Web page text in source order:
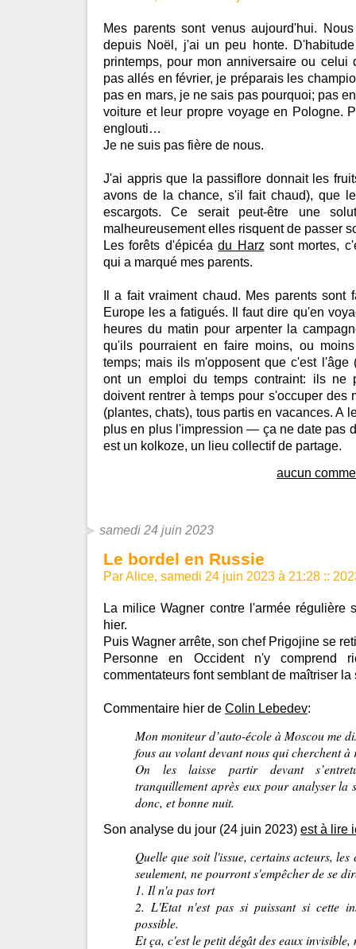
Mes parents sont venus aujourd'hui.
depuis Noël, j'ai un peu honte.
printemps, pour mon anniversaire ou celui
pas allés en février, je préparais les
pas en mars, je ne sais pas pourquoi; pas
voiture et leur propre voyage en Pologne.
englouti…
Je ne suis pas fière de nous.
J'ai appris que la passiflore donnait les
avons de la chance, s'il fait chaud), que
escargots. Ce serait peut-être une
malheureusement elles risquent de passer
Les forêts d'épicéadu Harz sont mortes,
qui a marqué mes parents.
Il a fait vraiment chaud. Mes parents sont
Europe les a fatigués. Il faut dire qu'en
heures du matin pour arpenter la
qu'ils pourraient en faire moins, ou
temps; mais ils m'opposent que c'est l'âge
ont un emploi du temps contraint: ils ne
doivent rentrer à temps pour s'occuper des
(plantes, chats), tous partis en vacances. A
plus en plus l'impression — ça ne date pas
est un kolkoze, un lieu collectif de partage.
aucun
samedi 24 juin 2023
Le bordel en Russie
Par Alice, samedi 24 juin 2023 à 21:28 ::
La milice Wagner contre l'armée régulière
hier.
Puis Wagner arrête, son chef Prigojine se
Personne en Occident n'y comprend
commentateurs font semblant de maîtriser la
Commentaire hier de Colin Lebedev:
Mon moniteur d’auto-école à Moscou me
fous au volant devant nous qui cherchent à
On les laisse partir devant
tranquillement après eux pour analyser la
donc, et bonne nuit.
Son analyse du jour (24 juin 2023) est à lire
Quelle que soit l'issue, certains acteurs, les
seulement, ne pourront s'empêcher de se
1. Il n'a pas tort
2. L'Etat n'est pas si puissant si cette
possible.
Et ça, c'est le petit dégât des eaux